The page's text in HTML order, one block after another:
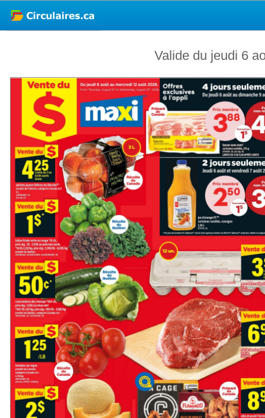
Valide du jeudi 6